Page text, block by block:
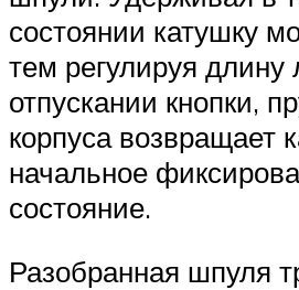
состоянии катушку
тем регулируя длину
отпускании кнопки,
корпуса возвращает
начальное
состояние.
Разобранная шпуля